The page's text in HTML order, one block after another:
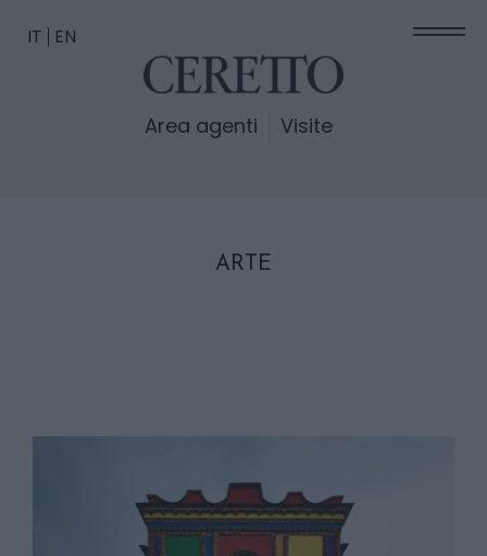
Area agenti Visite
IT EN
ARTE